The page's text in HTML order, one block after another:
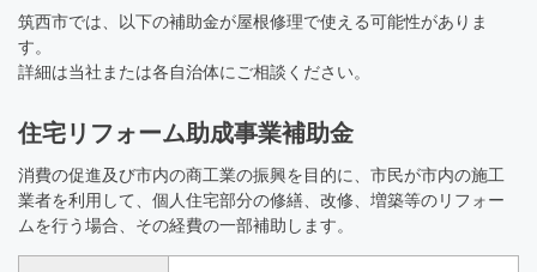
筑西市では、以下の補助金が屋根修理で使える可能性がありま
す。
詳細は当社または各自治体にご相談ください。
住宅リフォーム助成事業補助金
消費の促進及び市内の商工業の振興を目的に、市民が市内の施工
業者を利用して、個人住宅部分の修繕、改修、増築等のリフォー
ムを行う場合、その経費の一部補助します。